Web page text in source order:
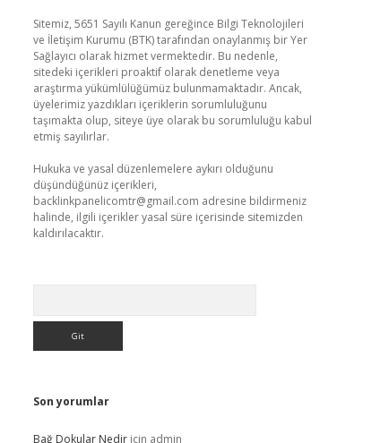
Sitemiz, 5651 Sayılı Kanun gereğince Bilgi Teknolojileri
ve İletişim Kurumu (BTK) tarafından onaylanmış bir Yer
Sağlayıcı olarak hizmet vermektedir. Bu nedenle,
sitedeki içerikleri proaktif olarak denetleme veya
araştırma yükümlülüğümüz bulunmamaktadır. Ancak,
üyelerimiz yazdıkları içeriklerin sorumluluğunu
taşımakta olup, siteye üye olarak bu sorumluluğu kabul
etmiş sayılırlar.
Hukuka ve yasal düzenlemelere aykırı olduğunu
düşündüğünüz içerikleri,
backlinkpanelicomtr@gmail.com adresine bildirmeniz
halinde, ilgili içerikler yasal süre içerisinde sitemizden
kaldırılacaktır.
Son yorumlar
Bağ Dokular Nediriçin admin